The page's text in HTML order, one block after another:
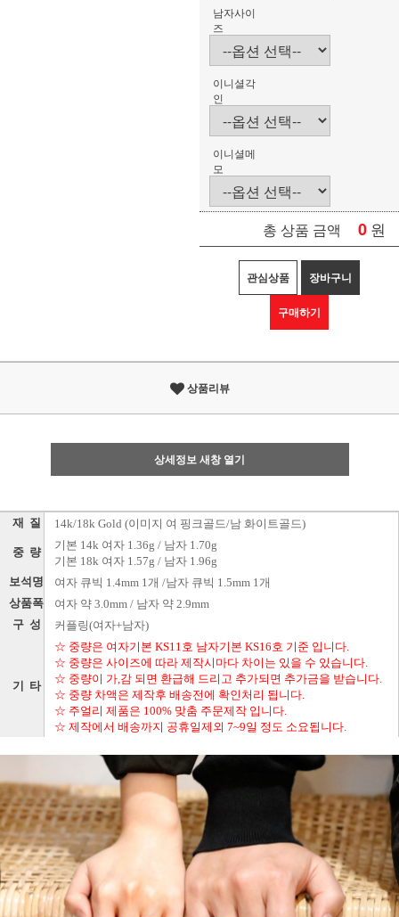
남자사이
즈
이니셜각
인
이니셜메
모
총 상품 금액 0 원
관심상품 장바구니
구매하기
상품리뷰
상세정보 새창 열기
재 질 14k/18k Gold (이미지 여 핑크골드/남 화이트골드)
중 량
기본 14k 여자 1.36g / 남자 1.70g
기본 18k 여자 1.57g / 남자 1.96g
보석명 여자 큐빅 1.4mm 1개 /남자 큐빅 1.5mm 1개
상품폭 여자 약 3.0mm / 남자 약 2.9mm
구 성 커플링(여자+남자)
기 타
☆ 중량은 여자기본 KS11호 남자기본 KS16호 기준 입니다.
☆ 중량은 사이즈에 따라 제작시마다 차이는 있을 수 있습니다.
☆ 중량이 가,감 되면 환급해 드리고 추가되면 추가금을 받습니다.
☆ 중량 차액은 제작후 배송전에 확인처리 됩니다.
☆ 주얼리 제품은 100% 맞춤 주문제작 입니다.
☆ 제작에서 배송까지 공휴일제외 7~9일 정도 소요됩니다.